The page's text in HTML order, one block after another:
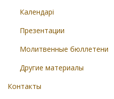
Календарі
Презентации
Молитвенные бюллетени
Другие материалы
Контакты